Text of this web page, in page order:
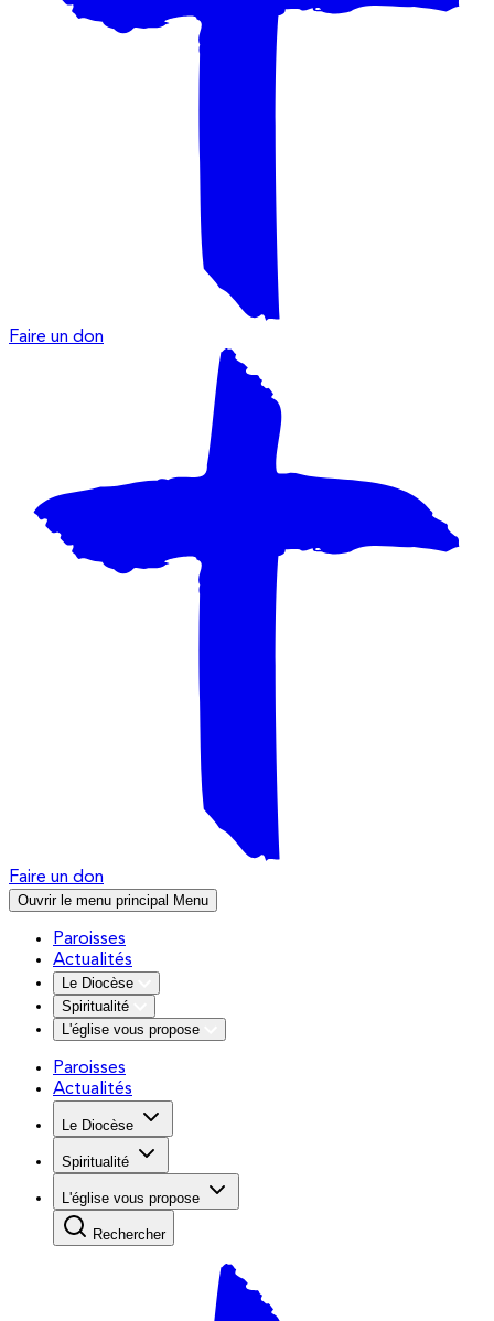
Faire un don
Faire un don
Ouvrir le menu principal Menu
Paroisses
Actualités
Le Diocèse
Spiritualité
L'église vous propose
Paroisses
Actualités
Le Diocèse
Spiritualité
L'église vous propose
Rechercher